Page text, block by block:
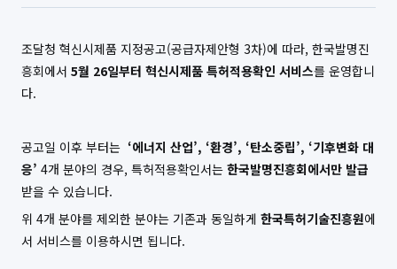
조달청 혁신시제품 지정공고(공급자제안형 3차)에 따라, 한국발명진
흥회에서 5월 26일부터 혁신시제품 특허적용확인 서비스를 운영합니
다.
공고일 이후 부터는 ‘에너지 산업’, ‘환경’, ‘탄소중립’, ‘기후변화 대
응’ 4개 분야의 경우, 특허적용확인서는 한국발명진흥회에서만 발급
받을 수 있습니다.
위 4개 분야를 제외한 분야는 기존과 동일하게 한국특허기술진흥원에
서 서비스를 이용하시면 됩니다.